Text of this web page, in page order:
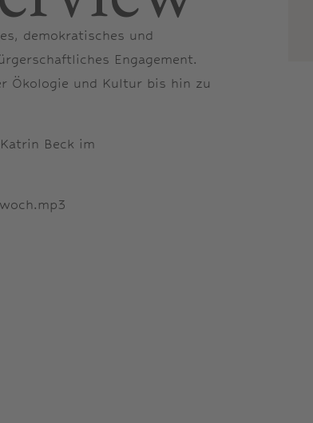
demokratisches und
Engagement.
Ökologie und Kultur bis hin zu
Beck im